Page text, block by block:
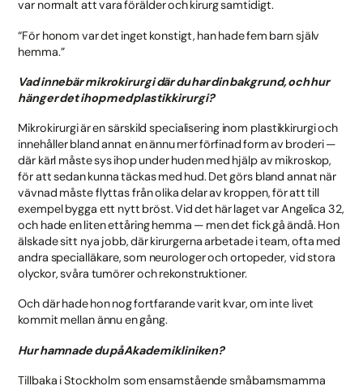
var normalt att vara förälder och kirurg samtidigt.
“För honom var det inget konstigt, han hade fem barn själv
hemma.”
Vad innebär mikrokirurgi där du har din bakgrund, och hur
hänger det ihop med plastikkirurgi?
Mikrokirurgi är en särskild specialisering inom plastikkirurgi och
innehåller bland annat en ännu mer förfinad form av broderi —
där kärl måste sys ihop under huden med hjälp av mikroskop,
för att sedan kunna täckas med hud. Det görs bland annat när
vävnad måste flyttas från olika delar av kroppen, för att till
exempel bygga ett nytt bröst. Vid det här laget var Angelica 32,
och hade en liten ettåring hemma — men det fick gå ändå. Hon
älskade sitt nya jobb, där kirurgerna arbetade i team, ofta med
andra specialläkare, som neurologer och ortopeder, vid stora
olyckor, svåra tumörer och rekonstruktioner.
Och där hade hon nog fortfarande varit kvar, om inte livet
kommit mellan ännu en gång.
Hur hamnade du på Akademikliniken?
Tillbaka i Stockholm som ensamstående småbarnsmamma